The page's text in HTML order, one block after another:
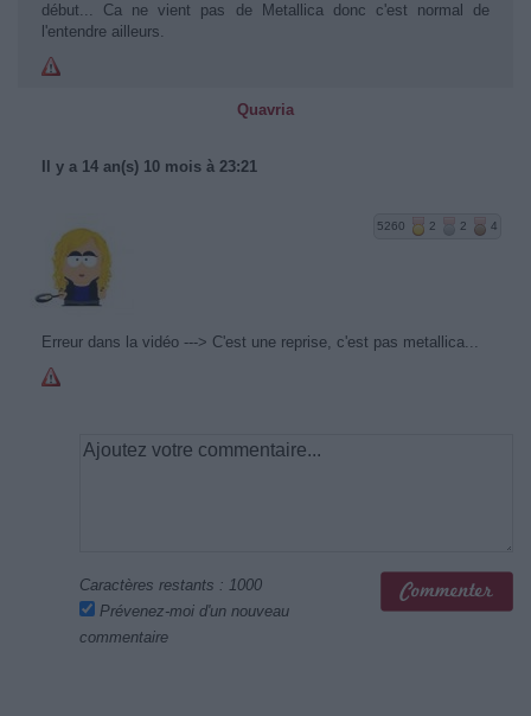
début... Ca ne vient pas de Metallica donc c'est normal de
l'entendre ailleurs.
Quavria
Il y a 14 an(s) 10 mois à 23:21
5260 2 2 4
Erreur dans la vidéo ---> C'est une reprise, c'est pas metallica...
Caractères restants : 1000
Prévenez-moi d'un nouveau
commentaire